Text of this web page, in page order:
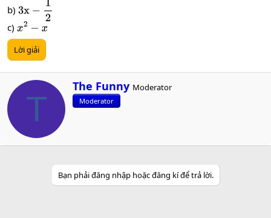
b) 3x−12
c) x2 −x
Lời giải
T
W
r
i
n
The Funny Moderator
Moderator
Bạn phải đăng nhập hoặc đăng kí để trả lời.